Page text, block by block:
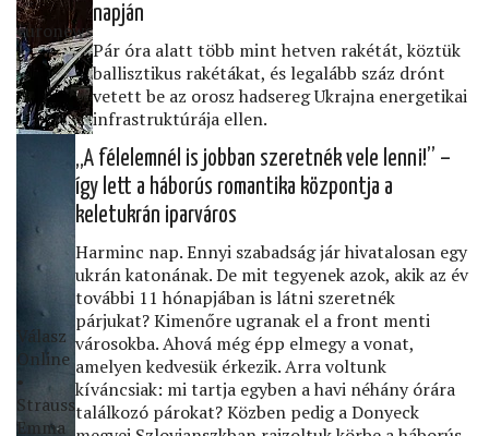
euronews
napján
Pár óra alatt több mint hetven rakétát, köztük
ballisztikus rakétákat, és legalább száz drónt
vetett be az orosz hadsereg Ukrajna energetikai
infrastruktúrája ellen.
Válasz
Online
•
Strauss
Emma
„A félelemnél is jobban szeretnék vele lenni!” –
így lett a háborús romantika központja a
keletukrán iparváros
Harminc nap. Ennyi szabadság jár hivatalosan egy
ukrán katonának. De mit tegyenek azok, akik az év
további 11 hónapjában is látni szeretnék
párjukat? Kimenőre ugranak el a front menti
városokba. Ahová még épp elmegy a vonat,
amelyen kedvesük érkezik. Arra voltunk
kíváncsiak: mi tartja egyben a havi néhány órára
találkozó párokat? Közben pedig a Donyeck